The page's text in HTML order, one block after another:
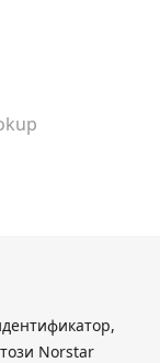
Norstar